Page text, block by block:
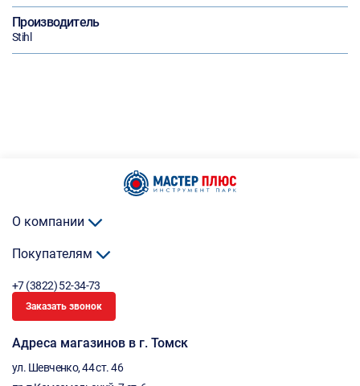
Производитель
Stihl
О компании
Покупателям
+7 (3822) 52-34-73
Заказать звонок
Адреса магазинов в г. Томск
ул. Шевченко, 44 ст. 46